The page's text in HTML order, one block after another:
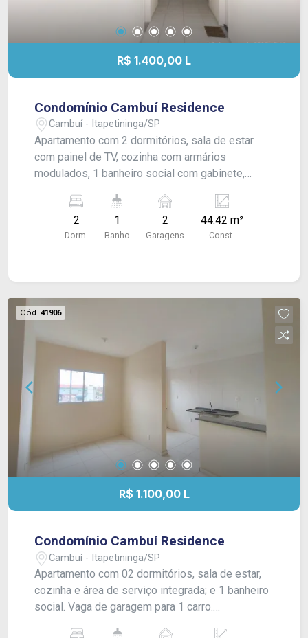
R$ 1.400,00 L
Condomínio Cambuí Residence
Cambuí - Itapetininga/SP
Apartamento com 2 dormitórios, sala de estar
com painel de TV, cozinha com armários
modulados, 1 banheiro social com gabinete,
Acabamento: laje e piso frio.
2
Dorm.
1
Banho
2
Garagens
44.42 m²
Const.
Cód. 41906
R$ 1.100,00 L
Condomínio Cambuí Residence
Cambuí - Itapetininga/SP
Apartamento com 02 dormitórios, sala de estar,
cozinha e área de serviço integrada; e 1 banheiro
social. Vaga de garagem para 1 carro.